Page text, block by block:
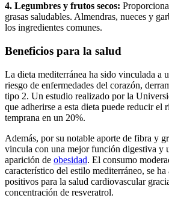
4. Legumbres y frutos secos:
grasas saludables. Almendras, nueces y
los ingredientes comunes.
Beneficios para la salud
La dieta mediterránea ha sido vinculada a
riesgo de enfermedades del corazón,
tipo 2. Un estudio realizado por la
que adherirse a esta dieta puede reducir el
temprana en un 20%.
Además, por su notable aporte de fibra y
vincula con una mejor función digestiva y
aparición de obesidad. El consumo
característico del estilo mediterráneo, se
positivos para la salud cardiovascular
concentración de resveratrol.